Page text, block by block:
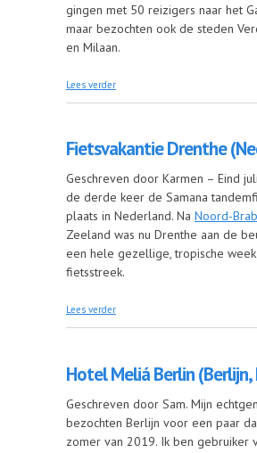
gingen met 50 reizigers naar het
maar bezochten ook de steden
en Milaan.
Lees verder
Fietsvakantie Drenthe
Geschreven door Karmen – Eind
de derde keer de Samana
plaats in Nederland. Na Noord-
Zeeland was nu Drenthe aan de
een hele gezellige, tropische
fietsstreek.
Lees verder
Hotel Meliá Berlin
Geschreven door Sam. Mijn
bezochten Berlijn voor een paar
zomer van 2019. Ik ben gebruiker